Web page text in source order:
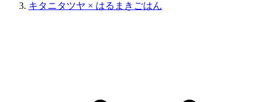
キタニタツヤ × はるまきごはん